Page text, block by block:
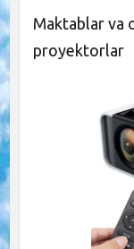
Maktablar va
proyektorlar